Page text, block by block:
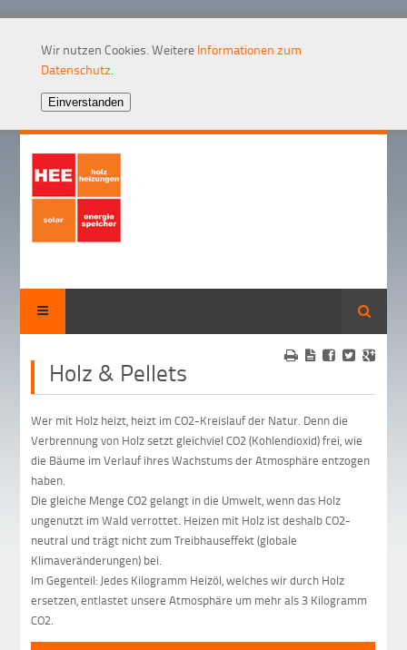
Wir nutzen Cookies. Weitere Informationen zum
Datenschutz.
Suche
Holz & Pellets
Wer mit Holz heizt, heizt im CO2-Kreislauf der Natur. Denn die
Verbrennung von Holz setzt gleichviel CO2 (Kohlendioxid) frei, wie
die Bäume im Verlauf ihres Wachstums der Atmosphäre entzogen
haben.
Die gleiche Menge CO2 gelangt in die Umwelt, wenn das Holz
ungenutzt im Wald verrottet. Heizen mit Holz ist deshalb CO2-
neutral und trägt nicht zum Treibhauseffekt (globale
Klimaveränderungen) bei.
Im Gegenteil: Jedes Kilogramm Heizöl, welches wir durch Holz
ersetzen, entlastet unsere Atmosphäre um mehr als 3 Kilogramm
CO2.